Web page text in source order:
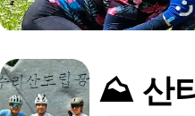
⛰️ 산